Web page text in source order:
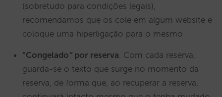
(sobretudo para condições legais),
recomendamos que os cole em algum website e
coloque uma hiperligação para o mesmo
“Congelado“ por reserva . Com cada reserva,
guarda-se o texto que surge no momento da
reserva, de forma que, ao recuperar a reserva,